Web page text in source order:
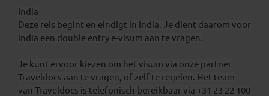
India
Deze reis begint en eindigt in India. Je dient daarom voor
India een double entry e-visum aan te vragen.
Je kunt ervoor kiezen om het visum via onze partner
Traveldocs aan te vragen, of zelf te regelen. Het team
van Traveldocs is telefonisch bereikbaar via +31 23 22 100